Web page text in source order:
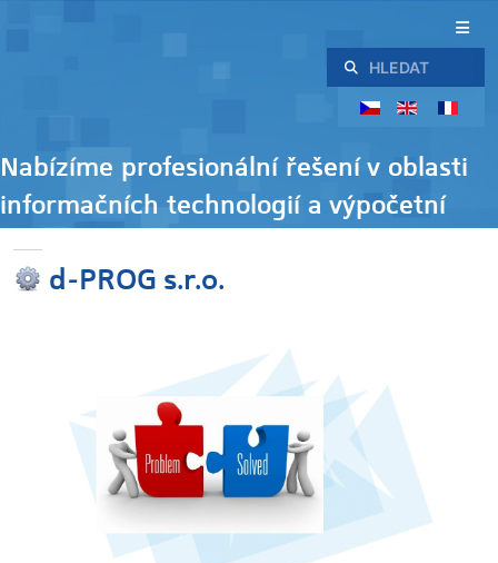
Hledat
Nabízíme profesionální řešení v oblasti
informačních technologií a výpočetní
techniky
d-PROG s.r.o.